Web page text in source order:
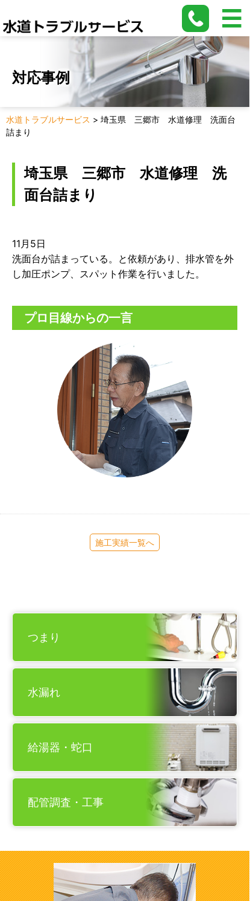
対応事例
水道トラブルサービス > 埼玉県 三郷市 水道修理 洗面台
詰まり
埼玉県 三郷市 水道修理 洗
面台詰まり
11月5日
洗面台が詰まっている。と依頼があり、排水管を外
し加圧ポンプ、スパット作業を行いました。
プロ目線からの一言
施工実績一覧へ
つまり
水漏れ
給湯器・蛇口
配管調査・工事